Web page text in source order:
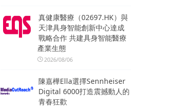
真健康醫療（02697.HK）與
天津具身智能創新中心達成
戰略合作 共建具身智能醫療
產業生態
2026/08/06
陳嘉樺Ella選擇Sennheiser
Digital 6000打造震撼動人的
青春狂歡